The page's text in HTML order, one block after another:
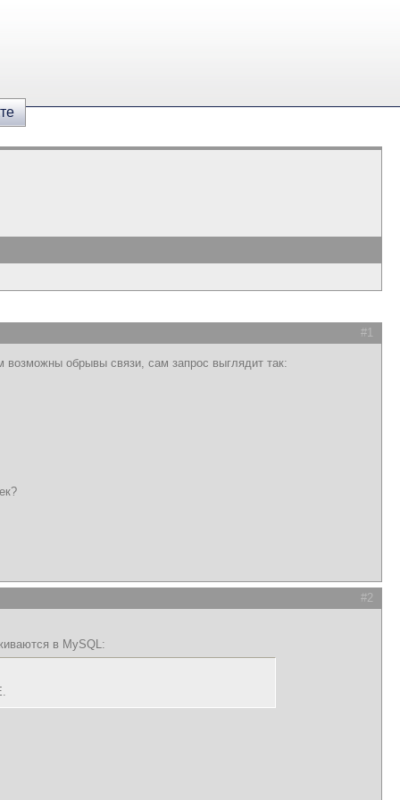
#1
возможны обрывы связи, сам запрос выглядит так:
#2
в MySQL: